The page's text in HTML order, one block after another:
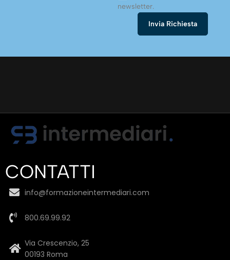
newsletter.
CONTATTI
info@formazioneintermediari.com
800.69.99.92
Via Crescenzio, 25
00193 Roma